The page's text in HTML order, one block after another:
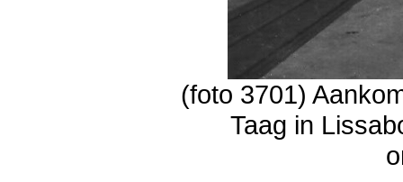
(foto 3701)
Taag in